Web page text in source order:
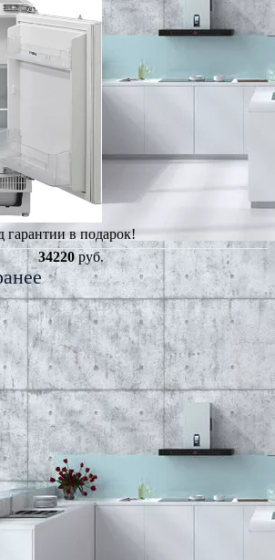
гарантии в подарок!
34220руб.